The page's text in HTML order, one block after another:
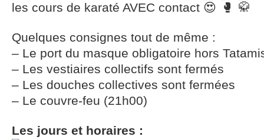
les cours de karaté AVEC contact
Quelques consignes tout de même :
– Le port du masque obligatoire hors
– Les vestiaires collectifs sont fermés
– Les douches collectives sont fermées
– Le couvre-feu (21h00)
Les jours et horaires :